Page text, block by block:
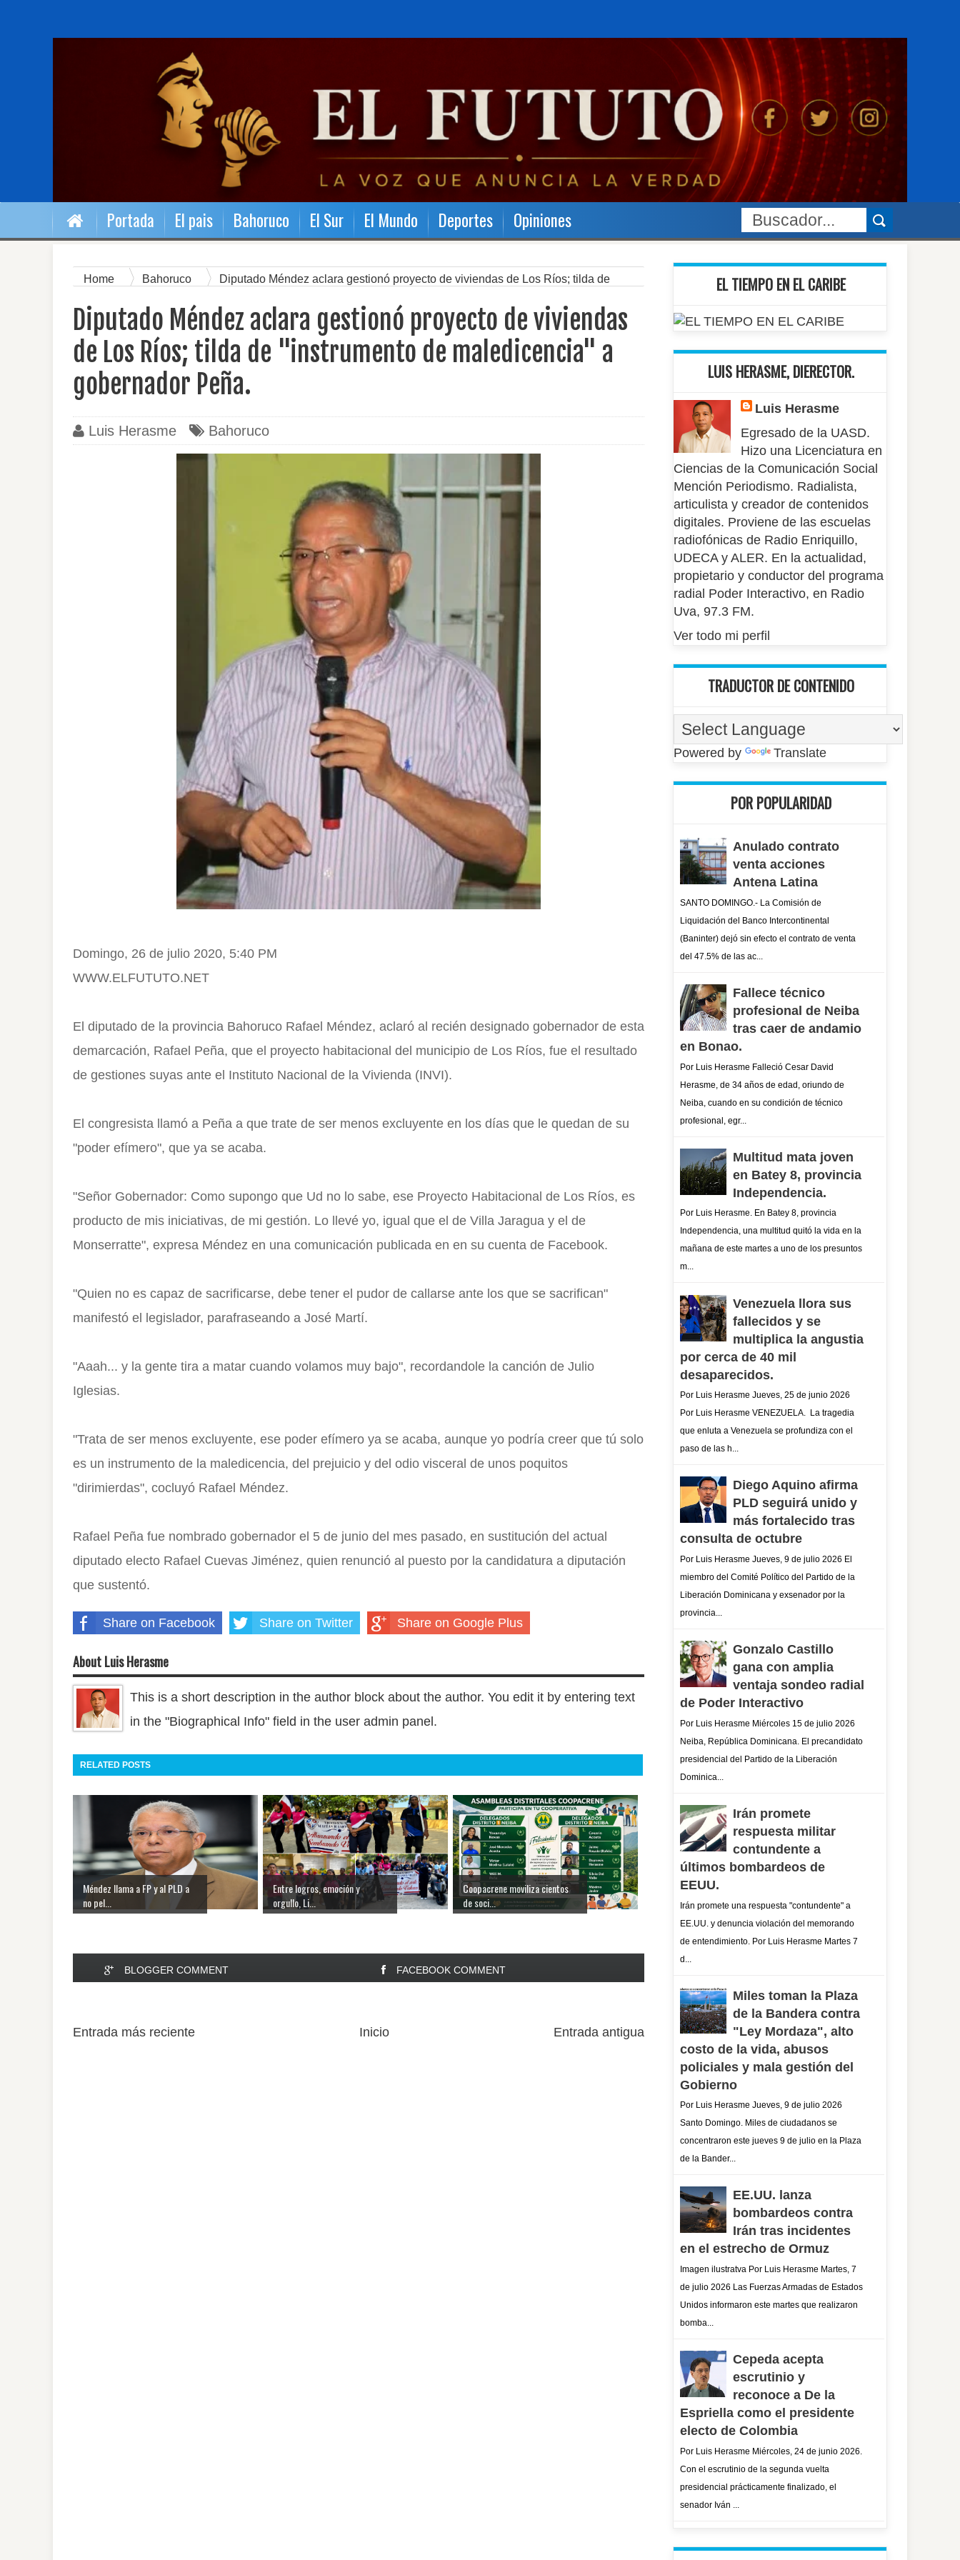
Portada El pais Bahoruco El Sur El Mundo Deportes Opiniones
Home Bahoruco
Diputado Méndez aclara gestionó proyecto de viviendas de Los Ríos; tilda de
Diputado Méndez aclara gestionó proyecto de viviendas
de Los Ríos; tilda de "instrumento de maledicencia" a
gobernador Peña.
Luis Herasme Bahoruco
Domingo, 26 de julio 2020, 5:40 PM
WWW.ELFUTUTO.NET
El diputado de la provincia Bahoruco Rafael Méndez, aclaró al recién designado gobernador de esta
demarcación, Rafael Peña, que el proyecto habitacional del municipio de Los Ríos, fue el resultado
de gestiones suyas ante el Instituto Nacional de la Vivienda (INVI).
El congresista llamó a Peña a que trate de ser menos excluyente en los días que le quedan de su
"poder efímero", que ya se acaba.
"Señor Gobernador: Como supongo que Ud no lo sabe, ese Proyecto Habitacional de Los Ríos, es
producto de mis iniciativas, de mi gestión. Lo llevé yo, igual que el de Villa Jaragua y el de
Monserratte", expresa Méndez en una comunicación publicada en en su cuenta de Facebook.
"Quien no es capaz de sacrificarse, debe tener el pudor de callarse ante los que se sacrifican"
manifestó el legislador, parafraseando a José Martí.
"Aaah... y la gente tira a matar cuando volamos muy bajo", recordandole la canción de Julio
Iglesias.
"Trata de ser menos excluyente, ese poder efímero ya se acaba, aunque yo podría creer que tú solo
es un instrumento de la maledicencia, del prejuicio y del odio visceral de unos poquitos
"dirimierdas", cocluyó Rafael Méndez.
Rafael Peña fue nombrado gobernador el 5 de junio del mes pasado, en sustitución del actual
diputado electo Rafael Cuevas Jiménez, quien renunció al puesto por la candidatura a diputación
que sustentó.
Share on Facebook Share on Twitter Share on Google Plus
About Luis Herasme
This is a short description in the author block about the author. You edit it by entering text
in the "Biographical Info" field in the user admin panel.
RELATED POSTS
Méndez llama a FP y al PLD a
no pel...
Entre logros, emoción y
orgullo, Li...
Coopacrene moviliza cientos
de soci...
BLOGGER COMMENT FACEBOOK COMMENT
Entrada más reciente Entrada antigua
Inicio
EL TIEMPO EN EL CARIBE
LUIS HERASME, DIERECTOR.
Luis Herasme
Egresado de la UASD.
Hizo una Licenciatura en
Ciencias de la Comunicación Social
Mención Periodismo. Radialista,
articulista y creador de contenidos
digitales. Proviene de las escuelas
radiofónicas de Radio Enriquillo,
UDECA y ALER. En la actualidad,
propietario y conductor del programa
radial Poder Interactivo, en Radio
Uva, 97.3 FM.
Ver todo mi perfil
TRADUCTOR DE CONTENIDO
Powered by Translate
POR POPULARIDAD
Anulado contrato
venta acciones
Antena Latina
SANTO DOMINGO.- La Comisión de
Liquidación del Banco Intercontinental
(Baninter) dejó sin efecto el contrato de venta
del 47.5% de las ac...
Fallece técnico
profesional de Neiba
tras caer de andamio
en Bonao.
Por Luis Herasme Falleció Cesar David
Herasme, de 34 años de edad, oriundo de
Neiba, cuando en su condición de técnico
profesional, egr...
Multitud mata joven
en Batey 8, provincia
Independencia.
Por Luis Herasme. En Batey 8, provincia
Independencia, una multitud quitó la vida en la
mañana de este martes a uno de los presuntos
m...
Venezuela llora sus
fallecidos y se
multiplica la angustia
por cerca de 40 mil
desaparecidos.
Por Luis Herasme Jueves, 25 de junio 2026
Por Luis Herasme VENEZUELA. La tragedia
que enluta a Venezuela se profundiza con el
paso de las h...
Diego Aquino afirma
PLD seguirá unido y
más fortalecido tras
consulta de octubre
Por Luis Herasme Jueves, 9 de julio 2026 El
miembro del Comité Político del Partido de la
Liberación Dominicana y exsenador por la
provincia...
Gonzalo Castillo
gana con amplia
ventaja sondeo radial
de Poder Interactivo
Por Luis Herasme Miércoles 15 de julio 2026
Neiba, República Dominicana. El precandidato
presidencial del Partido de la Liberación
Dominica...
Irán promete
respuesta militar
contundente a
últimos bombardeos de
EEUU.
Irán promete una respuesta "contundente" a
EE.UU. y denuncia violación del memorando
de entendimiento. Por Luis Herasme Martes 7
d...
Miles toman la Plaza
de la Bandera contra
"Ley Mordaza", alto
costo de la vida, abusos
policiales y mala gestión del
Gobierno
Por Luis Herasme Jueves, 9 de julio 2026
Santo Domingo. Miles de ciudadanos se
concentraron este jueves 9 de julio en la Plaza
de la Bander...
EE.UU. lanza
bombardeos contra
Irán tras incidentes
en el estrecho de Ormuz
Imagen ilustratva Por Luis Herasme Martes, 7
de julio 2026 Las Fuerzas Armadas de Estados
Unidos informaron este martes que realizaron
bomba...
Cepeda acepta
escrutinio y
reconoce a De la
Espriella como el presidente
electo de Colombia
Por Luis Herasme Miércoles, 24 de junio 2026.
Con el escrutinio de la segunda vuelta
presidencial prácticamente finalizado, el
senador Iván ...